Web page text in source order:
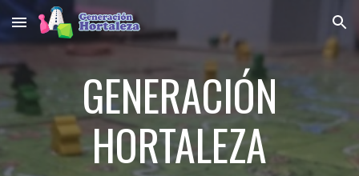
Skip to main content Skip to navigation
GENERACIÓN
HORTALEZA